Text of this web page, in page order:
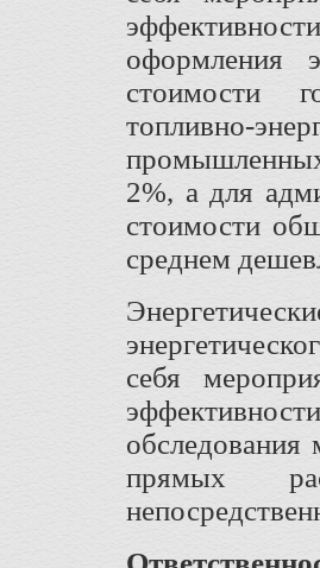
оформления
стоимости
топливно-
2%, а для
стоимости
среднем
себя
прямых